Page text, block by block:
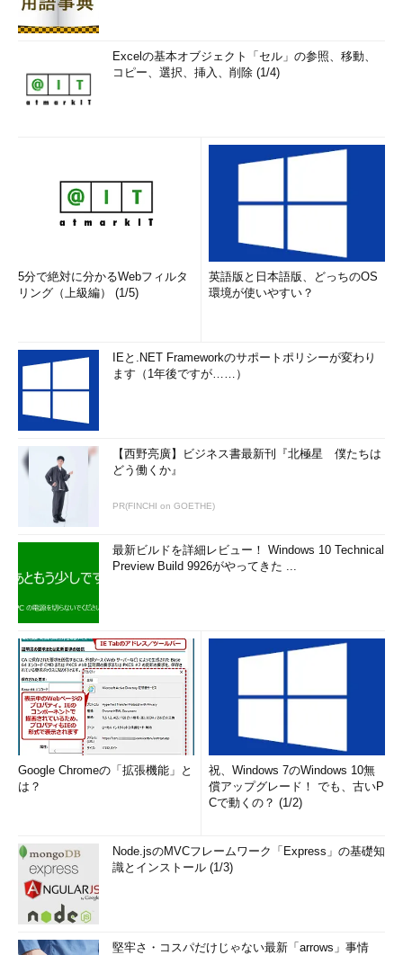
Excelの基本オブジェクト「セル」の参照、移動、
コピー、選択、挿入、削除 (1/4)
5分で絶対に分かるWebフィルタ
リング（上級編） (1/5)
英語版と日本語版、どっちのOS
環境が使いやすい？
IEと.NET Frameworkのサポートポリシーが変わり
ます（1年後ですが……）
【西野亮廣】ビジネス書最新刊『北極星 僕たちは
どう働くか』
PR(FINCHI on GOETHE)
最新ビルドを詳細レビュー！ Windows 10 Technical
Preview Build 9926がやってきた ...
Google Chromeの「拡張機能」と
は？
祝、Windows 7のWindows 10無
償アップグレード！ でも、古いP
Cで動くの？ (1/2)
Node.jsのMVCフレームワーク「Express」の基礎知
識とインストール (1/3)
堅牢さ・コスパだけじゃない最新「arrows」事情